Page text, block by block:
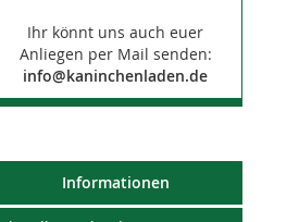
Ihr könnt uns auch euer
Anliegen per Mail senden:
info@kaninchenladen.de
Informationen